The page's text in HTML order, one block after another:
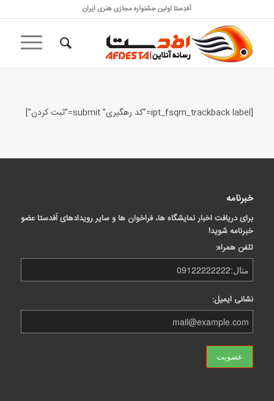
اَفدِستا اولین جشنواره مجازی هنری ایران
[ipt_fsqm_trackback label=”کد رهگیری” submit=”ثبت کردن”]
خبرنامه
برای دریافت اخبار نمایشگاه ها، فراخوان ها و سایر رویدادهای اَفدستا عضو
خبرنامه شوید!
تلفن همراه:
نشانی ایمیل: